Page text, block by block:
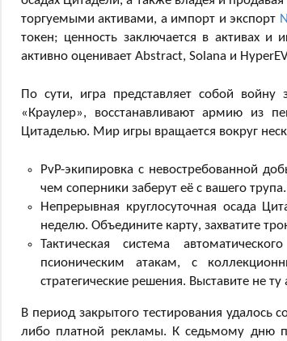
торгуемыми активами, а импорт и экспорт
токен; ценность заключается в активах и
активно оценивает Abstract, Solana и
По сути, игра представляет собой
«Краулер», восстанавливают армию из
Цитаделью. Мир игры вращается вокруг
PvP-экипировка с невостребованной
чем соперники заберут её с вашего
Непрерывная круглосуточная осада
неделю. Объедините карту, захватите
Тактическая система
псионическим атакам, с
стратегические решения. Выставите не
В период закрытого тестирования удалось
либо платной рекламы. К седьмому дню